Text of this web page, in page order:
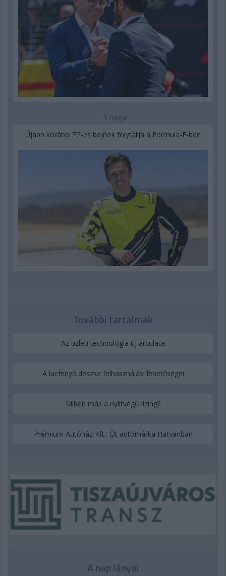
5 napja
Újabb korábbi F2-es bajnok folytatja a Formula-E-ben
További tartalmak
Az üzleti technológia új arculata
A lucfenyő deszka felhasználási lehetőségei
Miben más a nyíltvégű lízing?
Prémium Autóház Kft.: Öt autómárka Hatvanban
A nap lányai